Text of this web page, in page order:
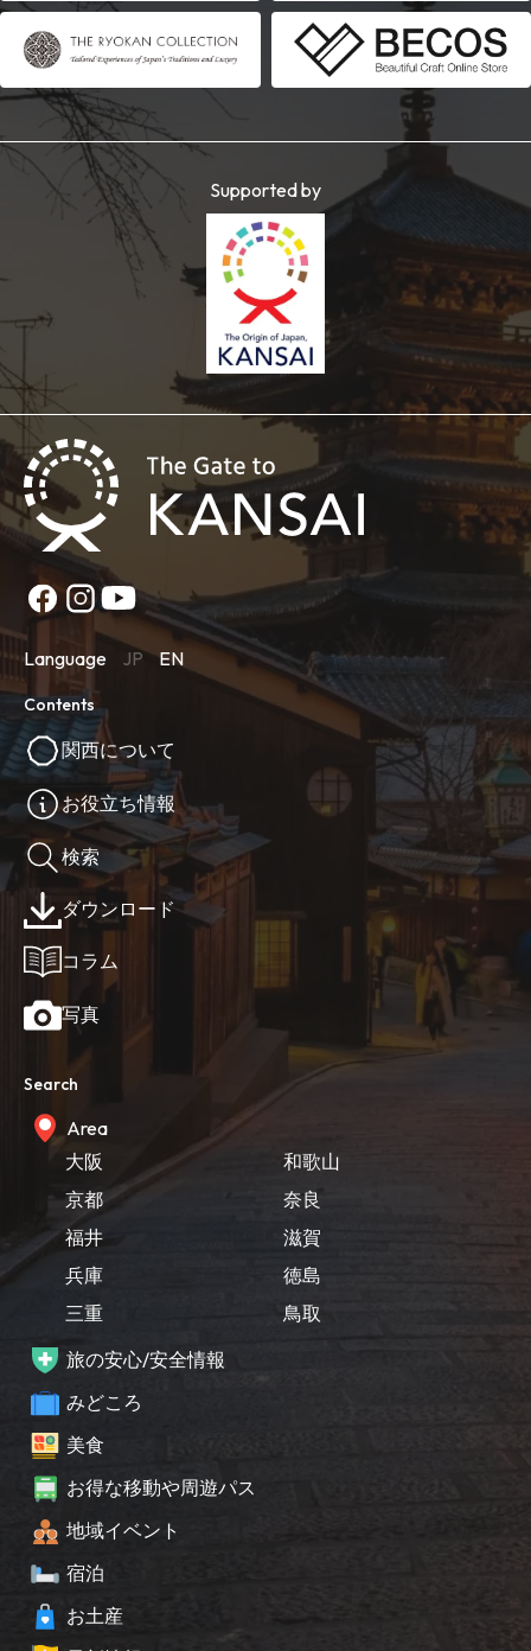
Supported by
Language JP EN
Contents
関西について
お役立ち情報
検索
ダウンロード
コラム
写真
Search
Area
大阪
京都
福井
兵庫
三重
和歌山
奈良
滋賀
徳島
鳥取
旅の安心/安全情報
みどころ
美食
お得な移動や周遊パス
地域イベント
宿泊
お土産